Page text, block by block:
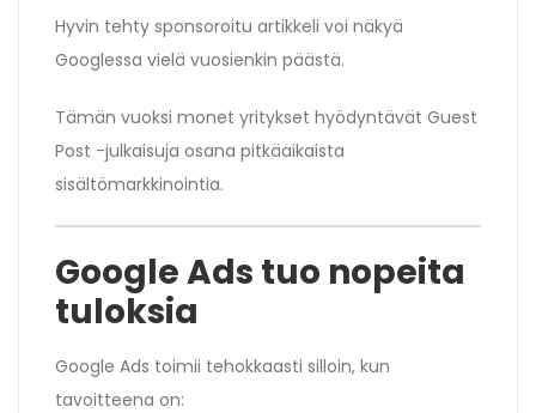
Hyvin tehty sponsoroitu artikkeli voi näkyä
Googlessa vielä vuosienkin päästä.
Tämän vuoksi monet yritykset hyödyntävät Guest
Post -julkaisuja osana pitkäaikaista
sisältömarkkinointia.
Google Ads tuo nopeita
tuloksia
Google Ads toimii tehokkaasti silloin, kun
tavoitteena on: